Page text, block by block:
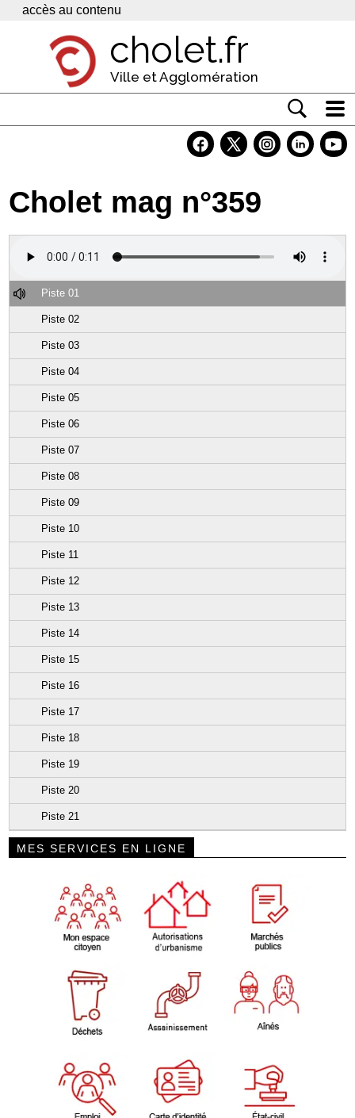
Panneau de gestion des cookies
accès au contenu
cholet.fr
Ville et Agglomération
Economie
Services
Cholet mag n°359
Piste 01
Piste 02
Piste 03
Piste 04
Piste 05
Piste 06
Piste 07
Piste 08
Piste 09
Piste 10
Piste 11
Piste 12
Piste 13
Piste 14
Piste 15
Piste 16
Piste 17
Piste 18
Piste 19
Piste 20
Piste 21
MES SERVICES EN LIGNE